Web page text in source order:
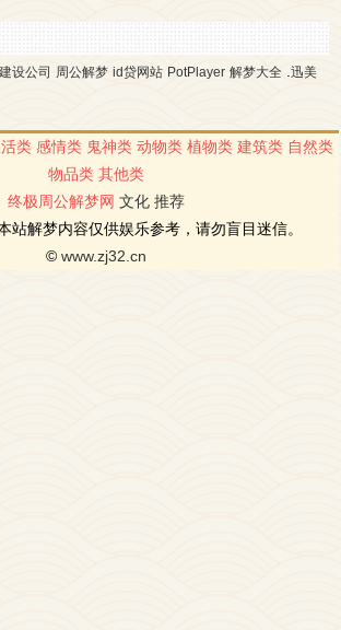
设公司 周公解梦 id贷网站 PotPlayer 解梦大全
迅美
类 感情类 鬼神类 动物类 植物类 建筑类 自然类
物品类 其他类
终极周公解梦网 文化 推荐
站解梦内容仅供娱乐参考，请勿盲目迷信。
© www.zj32.cn